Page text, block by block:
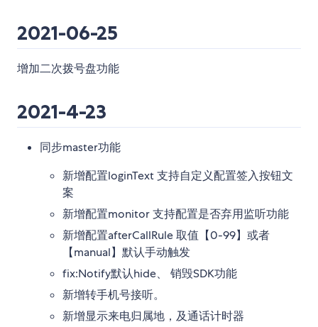
2021-06-25
增加二次拨号盘功能
2021-4-23
同步master功能
新增配置loginText 支持自定义配置签入按钮文
案
新增配置monitor 支持配置是否弃用监听功能
新增配置afterCallRule 取值【0-99】或者
【manual】默认手动触发
fix:Notify默认hide、 销毁SDK功能
新增转手机号接听。
新增显示来电归属地，及通话计时器